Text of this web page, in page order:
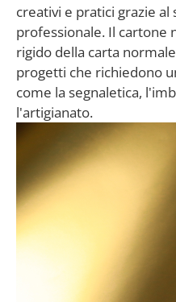
creativi e pratici grazie
professionale. Il cartone
rigido della carta
progetti che richiedono
come la segnaletica,
l'artigianato.